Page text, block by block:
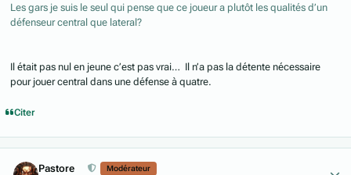
Les gars je suis le seul qui pense que ce joueur a plutôt les qualités d’un
défenseur central que lateral?
Il était pas nul en jeune c’est pas vrai… Il n’a pas la détente nécessaire
pour jouer central dans une défense à quatre.
Citer
Pastore Modérateur